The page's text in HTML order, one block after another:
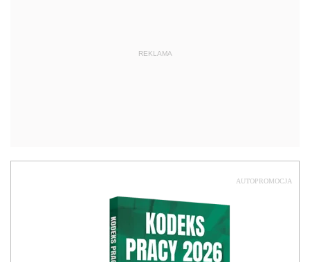
REKLAMA
AUTOPROMOCJA